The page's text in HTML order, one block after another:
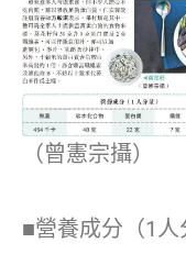
（曾憲宗攝）
■營養成分（1人